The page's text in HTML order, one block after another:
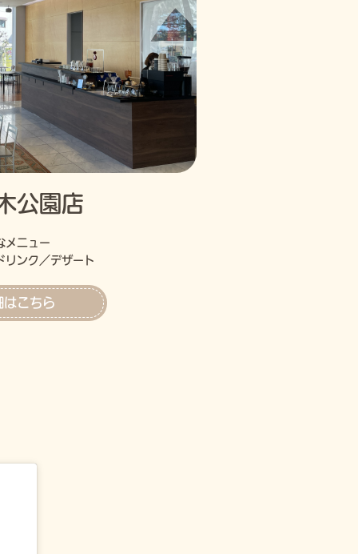
公園店
メニュー
リンク／デザート
はこちら